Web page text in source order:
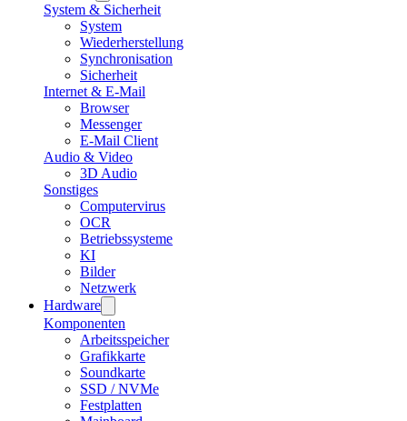
System & Sicherheit
System
Wiederherstellung
Synchronisation
Sicherheit
Internet & E-Mail
Browser
Messenger
E-Mail Client
Audio & Video
3D Audio
Sonstiges
Computervirus
OCR
Betriebssysteme
KI
Bilder
Netzwerk
Hardware
Komponenten
Arbeitsspeicher
Grafikkarte
Soundkarte
SSD / NVMe
Festplatten